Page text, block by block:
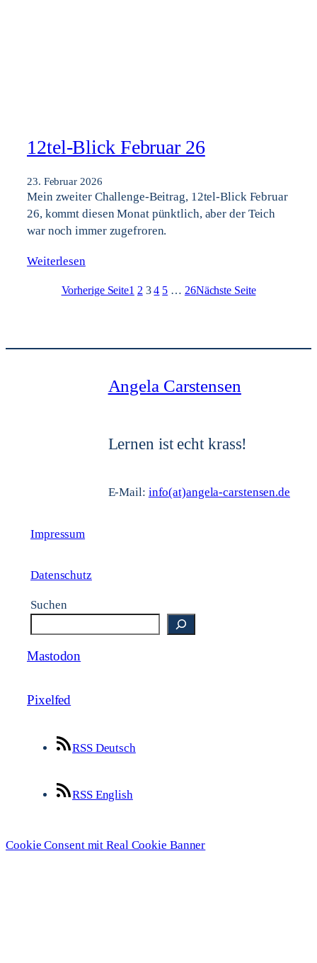
12tel-Blick Februar 26
23. Februar 2026
Mein zweiter Challenge-Beitrag, 12tel-Blick Februar
26, kommt diesen Monat pünktlich, aber der Teich
war noch immer zugefroren.
Weiterlesen
Vorherige Seite1 2 3 4 5 … 26Nächste Seite
Angela Carstensen
Lernen ist echt krass!
E-Mail: info(at)angela-carstensen.de
Impressum
Datenschutz
Suchen
Mastodon
Pixelfed
RSS Deutsch
RSS English
Cookie Consent mit Real Cookie Banner